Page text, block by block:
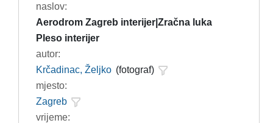
naslov:
Aerodrom Zagreb interijer|Zračna luka
Pleso interijer
autor:
Krčadinac, Željko (fotograf)
mjesto:
Zagreb
vrijeme: